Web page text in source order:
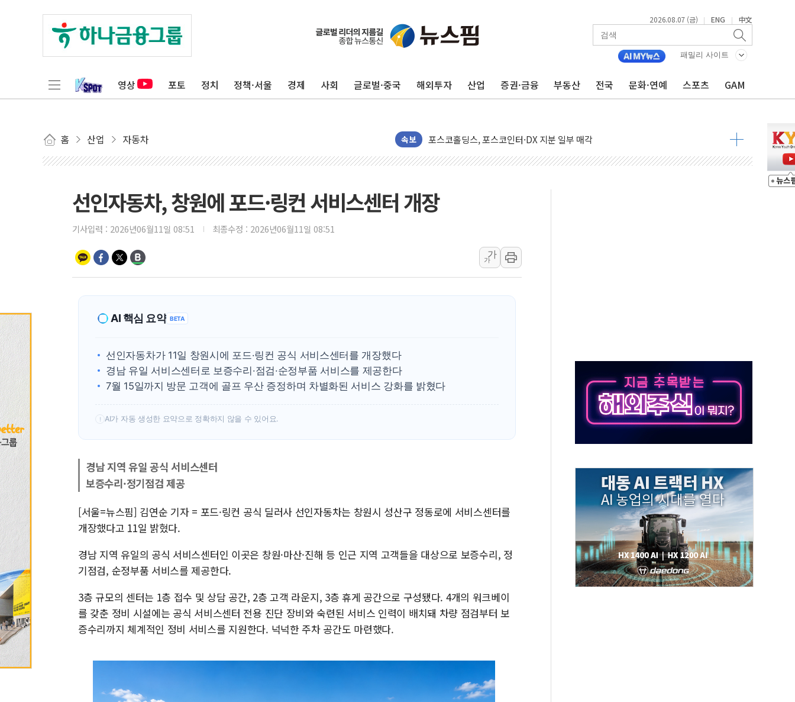
2026.08.07 (금) | ENG | 中文
패밀리 사이트
영상 포토 정치 정책·서울 경제 사회 글로벌·중국 해외투자 산업 증권·금융 부동산 전국 문화·연예 스포츠 GAM
홈 산업 자동차 속보
42.5도 역대급 폭염…동물들도 특별식으로 여름나기 [뉴스핌 줌인]
태국 학교서 중학생 총기 난사...최소 7명 사망
40.2도 찍은 서울 등 폭염중대경보 해제…누적 온열질환자 2872명
신세계사이먼 '대구 프리미엄 아울렛' 건립 '본궤도'
李대통령, 호우 피해 경북 안동·의성 특별재난지역 선포
워트, 상반기 영업이익 30억원
프롬바이오, 10일 거래 재개…"재무구조 개편"
아바코, 2분기 매출 120억원
교보생명, '교보K-맞춤건강보험' 6개월 배타적사용권 획득
벼랑 끝 선 '동전주' 무더기 상폐 위기…관리종목 우려 지정예고 총 63개
1순위보다 낮은 특별공급 경쟁률… 실수요자 관심
컴투스 '제우스: 오만의 신' 26일 출시, 유저의 캐릭터가 AI로 플레이한다
선인자동차, 창원에 포드·링컨 서비스센터 개장
기사입력 : 2026년06월11일 08:51 최종수정 : 2026년06월11일 08:51
가
가
AI 핵심 요약 BETA
선인자동차가 11일 창원시에 포드·링컨 공식 서비스센터를 개장했다
경남 유일 서비스센터로 보증수리·점검·순정부품 서비스를 제공한다
7월 15일까지 방문 고객에 골프 우산 증정하며 차별화된 서비스 강화를 밝혔다
! AI가 자동 생성한 요약으로 정확하지 않을 수 있어요.
경남 지역 유일 공식 서비스센터
보증수리·정기점검 제공
[서울=뉴스핌] 김연순 기자 = 포드·링컨 공식 딜러사 선인자동차는 창원시 성산구 정동로에 서비스센터를
개장했다고 11일 밝혔다.
경남 지역 유일의 공식 서비스센터인 이곳은 창원·마산·진해 등 인근 지역 고객들을 대상으로 보증수리, 정
기점검, 순정부품 서비스를 제공한다.
3층 규모의 센터는 1층 접수 및 상담 공간, 2층 고객 라운지, 3층 휴게 공간으로 구성됐다. 4개의 워크베이
를 갖춘 정비 시설에는 공식 서비스센터 전용 진단 장비와 숙련된 서비스 인력이 배치돼 차량 점검부터 보
증수리까지 체계적인 정비 서비스를 지원한다. 넉넉한 주차 공간도 마련했다.